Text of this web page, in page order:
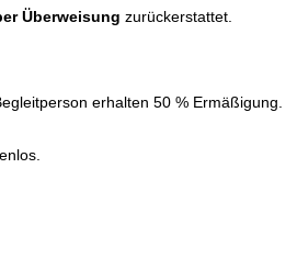
Überweisung zurückerstattet.
erhalten 50 % Ermäßigung.